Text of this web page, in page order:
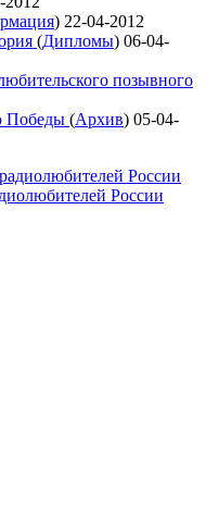
) 22-04-2012
(Дипломы) 06-04-
позывного
Победы (Архив) 05-04-
России